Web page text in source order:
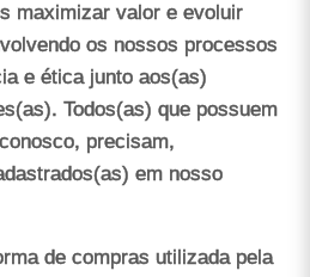
maximizar valor e evoluir
os nossos processos
e ética junto aos(as)
Todos(as) que possuem
precisam,
em nosso
de compras utilizada pela